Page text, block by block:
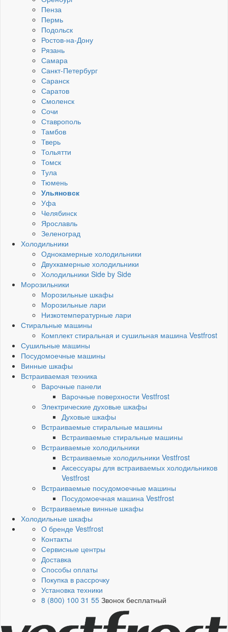
Пенза
Пермь
Подольск
Ростов-на-Дону
Рязань
Самара
Санкт-Петербург
Саранск
Саратов
Смоленск
Сочи
Ставрополь
Тамбов
Тверь
Тольятти
Томск
Тула
Тюмень
Ульяновск
Уфа
Челябинск
Ярославль
Зеленоград
Холодильники
Однокамерные холодильники
Двухкамерные холодильники
Холодильники Side by Side
Морозильники
Морозильные шкафы
Морозильные лари
Низкотемпературные лари
Стиральные машины
Комплект стиральная и сушильная машина Vestfrost
Сушильные машины
Посудомоечные машины
Винные шкафы
Встраиваемая техника
Варочные панели
Варочные поверхности Vestfrost
Электрические духовые шкафы
Духовые шкафы
Встраиваемые стиральные машины
Встраиваемые стиральные машины
Встраиваемые холодильники
Встраиваемые холодильники Vestfrost
Аксессуары для встраиваемых холодильников
Vestfrost
Встраиваемые посудомоечные машины
Посудомоечная машина Vestfrost
Встраиваемые винные шкафы
Холодильные шкафы
О бренде Vestfrost
Контакты
Сервисные центры
Доставка
Способы оплаты
Покупка в рассрочку
Установка техники
8 (800) 100 31 55 Звонок бесплатный